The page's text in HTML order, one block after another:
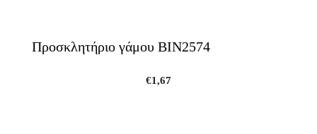
Προσκλητήριο γάμου ΒΙΝ2574
€1,67